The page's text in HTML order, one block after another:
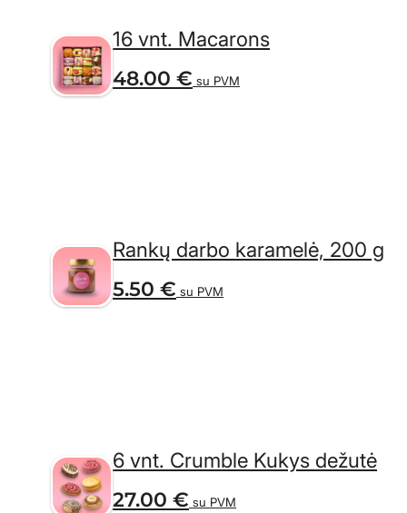
16 vnt. Macarons
48.00 € su PVM
Rankų darbo karamelė, 200 g
5.50 € su PVM
6 vnt. Crumble Kukys dežutė
27.00 € su PVM